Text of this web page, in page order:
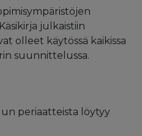
julkaistiin
olleet käytössä kaikissa
suunnittelussa.
periaatteista löytyy